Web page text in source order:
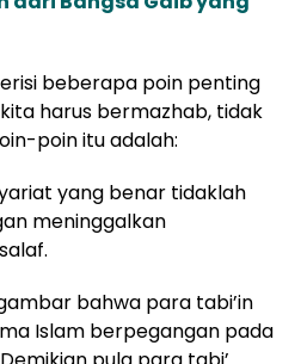
beberapa poin penting
harus bermazhab, tidak
poin itu adalah:
yang benar tidaklah
meninggalkan
bahwa para tabi’in
Islam berpegangan pada